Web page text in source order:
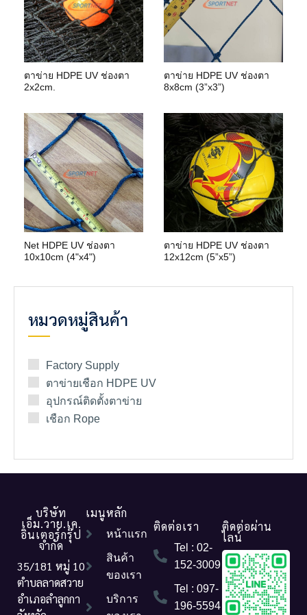
หมวดหมู่สินค้า
Factory Supply
ตาข่ายเชือก HDPE UV
อุปกรณ์ติดตั้งตาข่าย
เชือก Rope
ตาข่าย HDPE UV ช่องตา
2x2cm.
ตาข่าย HDPE UV ช่องตา
8x8cm (3”x3”)
Net HDPE UV ช่องตา
10x10cm (4"x4")
ตาข่าย HDPE UV ช่องตา
12x12cm (5”x5”)
บริษัท
เอ็ม.วาย.เค.
อินเตอร์กรุ๊ป
จำกัด
35/181 หมู่ 10
ตำบลลาดสวาย
อำเภอลำลูกกา
เมนูหลัก
หน้าแรก
สินค้า
ของเรา
บริการ
ติดต่อเรา
Tel : 02-
152-3009
Tel : 097-
196-5594
ติดต่อผ่าน
ไลน์